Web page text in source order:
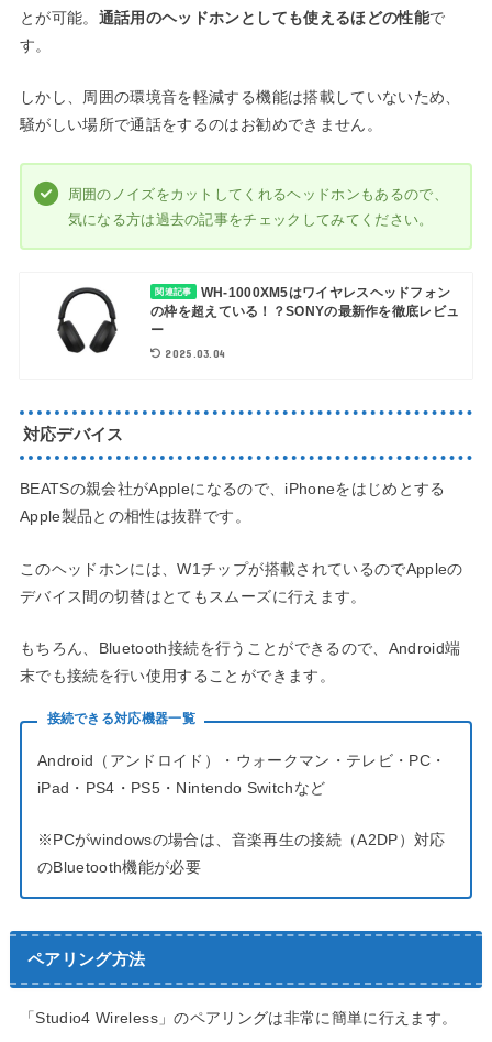
とが可能。 通話用のヘッドホンとしても使えるほどの性能で
す。
しかし、周囲の環境音を軽減する機能は搭載していないため、
騒がしい場所で通話をするのはお勧めできません。
周囲のノイズをカットしてくれるヘッドホンもあるので、
気になる方は過去の記事をチェックしてみてください。
関連記事
WH-1000XM5はワイヤレスヘッドフォン
の枠を超えている！？SONYの最新作を徹底レビュ
ー
2025.03.04
対応デバイス
BEATSの親会社がAppleになるので、iPhoneをはじめとする
Apple製品との相性は抜群です。
このヘッドホンには、W1チップが搭載されているのでAppleの
デバイス間の切替はとてもスムーズに行えます。
もちろん、Bluetooth接続を行うことができるので、Android端
末でも接続を行い使用することができます。
接続できる対応機器一覧
Android（アンドロイド）・ウォークマン・テレビ・PC・
iPad・PS4・PS5・Nintendo Switchなど
※PCがwindowsの場合は、音楽再生の接続（A2DP）対応
のBluetooth機能が必要
ペアリング方法
「Studio4 Wireless」のペアリングは非常に簡単に行えます。